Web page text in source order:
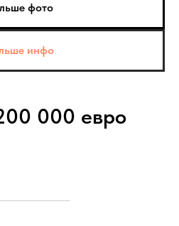
фото
инфо
000 евро